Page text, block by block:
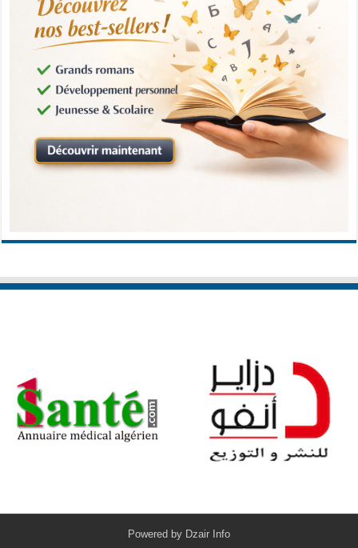
Powered by Dzair Info